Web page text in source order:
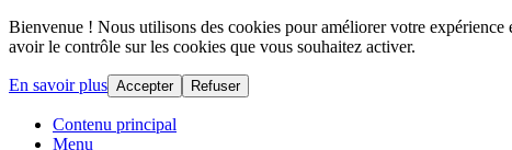
Bienvenue ! Nous utilisons des cookies pour améliorer votre
avoir le contrôle sur les cookies que vous souhaitez activer.
En savoir plus Accepter Refuser
Contenu principal
Menu